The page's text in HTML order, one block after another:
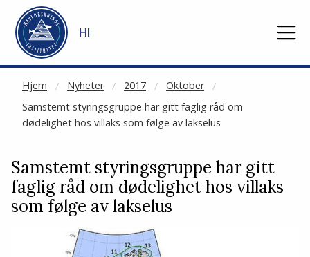
Gå til hovedinnhold
HI
Hjem Nyheter 2017
Oktober
Samstemt styringsgruppe har gitt faglig råd om
dødelighet hos villaks som følge av lakselus
NOT CACHED
Samstemt styringsgruppe har gitt
faglig råd om dødelighet hos villaks
som følge av lakselus